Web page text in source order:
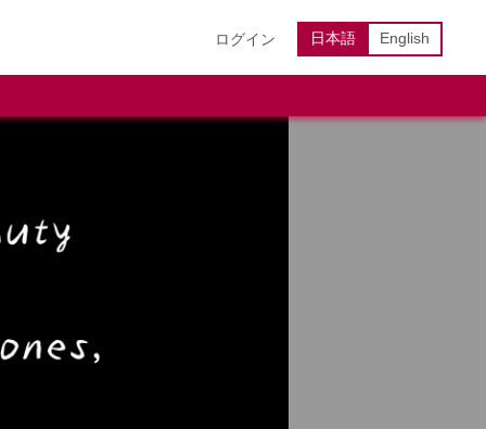
ログイン 日本語 English